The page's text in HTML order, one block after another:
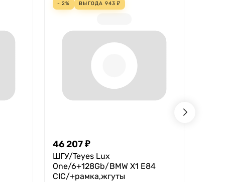
- 2% ВЫГОДА 943 ₽
46 207₽
ШГУ/Teyes Lux
One/6+128Gb/BMW X1 E84
CIC/+рамка,жгуты